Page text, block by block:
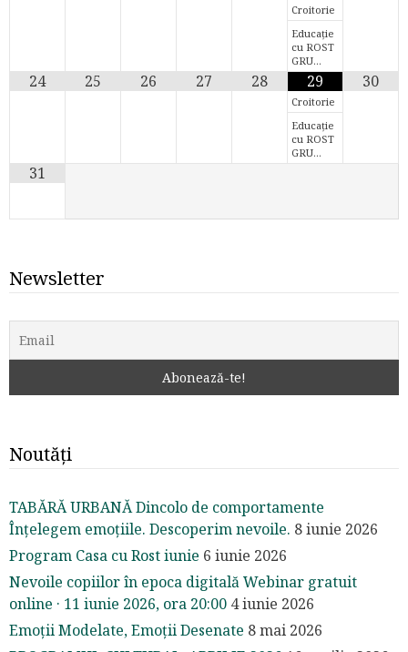
Croitorie
Educație
cu ROST
GRU…
24 25 26 27 28 29
Croitorie
Educație
cu ROST
GRU…
30
31
Newsletter
Noutăți
TABĂRĂ URBANĂ Dincolo de comportamente
Înțelegem emoțiile. Descoperim nevoile. 8 iunie 2026
Program Casa cu Rost iunie 6 iunie 2026
Nevoile copiilor în epoca digitală Webinar gratuit
online · 11 iunie 2026, ora 20:00 4 iunie 2026
Emoții Modelate, Emoții Desenate 8 mai 2026